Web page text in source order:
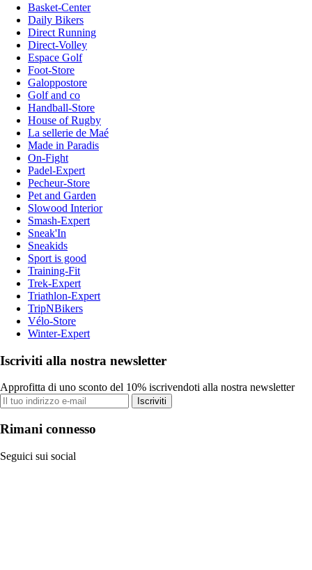
Basket-Center
Daily Bikers
Direct Running
Direct-Volley
Espace Golf
Foot-Store
Galoppostore
Golf and co
Handball-Store
House of Rugby
La sellerie de Maé
Made in Paradis
On-Fight
Padel-Expert
Pecheur-Store
Pet and Garden
Slowood Interior
Smash-Expert
Sneak'In
Sneakids
Sport is good
Training-Fit
Trek-Expert
Triathlon-Expert
TripNBikers
Vélo-Store
Winter-Expert
Iscriviti alla nostra newsletter
Approfitta di uno sconto del 10% iscrivendoti alla nostra newsletter
Iscriviti
Rimani connesso
Seguici sui social